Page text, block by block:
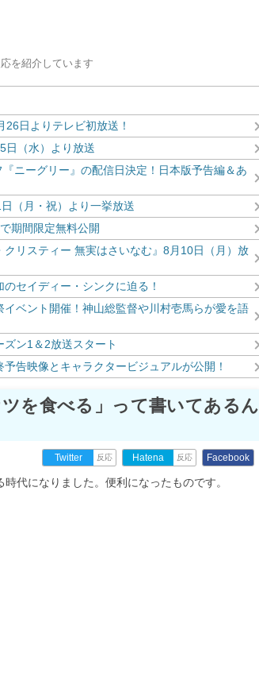
を紹介しています
日よりテレビ初放送！
日（水）より放送
ニーグリー』の配信日決定！日本版予告編＆あ
（月・祝）より一挙放送
期間限定無料公開
クリスティー 無実はさいなむ』8月10日（月）放
セイディー・シンクに迫る！
ベント開催！神山総監督や川村壱馬らが愛を語
ン1＆2放送スタート
告映像とキャラクタービジュアルが公開！
を食べる」って書いてあるん
Twitter 反応 Hatena 反応 Facebook
代になりました。便利になったものです。